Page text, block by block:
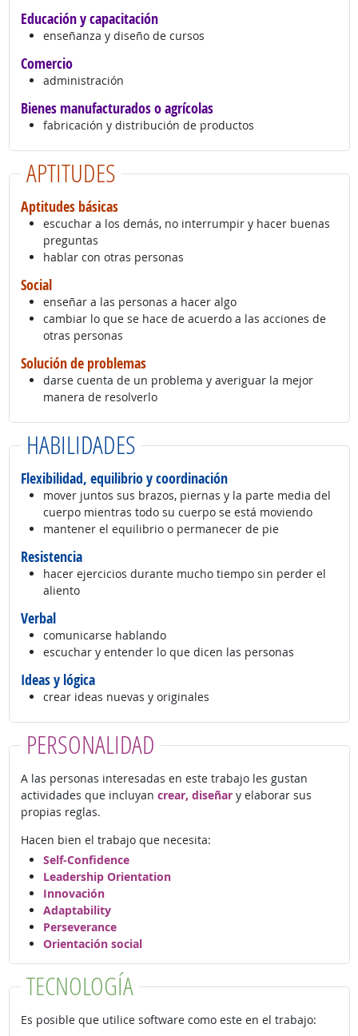
Educación y capacitación
enseñanza y diseño de cursos
Comercio
administración
Bienes manufacturados o agrícolas
fabricación y distribución de productos
APTITUDES
Aptitudes básicas
escuchar a los demás, no interrumpir y hacer buenas
preguntas
hablar con otras personas
Social
enseñar a las personas a hacer algo
cambiar lo que se hace de acuerdo a las acciones de
otras personas
Solución de problemas
darse cuenta de un problema y averiguar la mejor
manera de resolverlo
HABILIDADES
Flexibilidad, equilibrio y coordinación
mover juntos sus brazos, piernas y la parte media del
cuerpo mientras todo su cuerpo se está moviendo
mantener el equilibrio o permanecer de pie
Resistencia
hacer ejercicios durante mucho tiempo sin perder el
aliento
Verbal
comunicarse hablando
escuchar y entender lo que dicen las personas
Ideas y lógica
crear ideas nuevas y originales
PERSONALIDAD
A las personas interesadas en este trabajo les gustan
actividades que incluyan crear, diseñary elaborar sus
propias reglas.
Hacen bien el trabajo que necesita:
Self-Confidence
Leadership Orientation
Innovación
Adaptability
Perseverance
Orientación social
TECNOLOGÍA
Es posible que utilice software como este en el trabajo: